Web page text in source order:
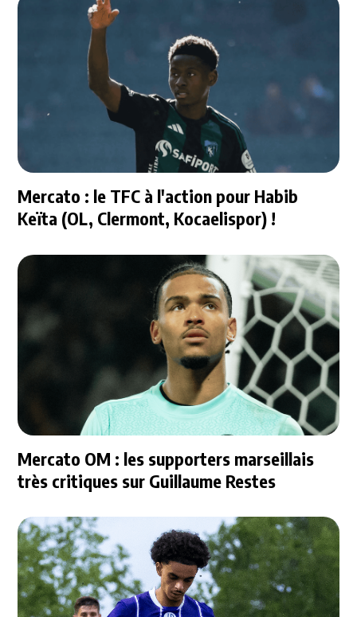
Mercato : le TFC à l'action pour Habib
Keïta (OL, Clermont, Kocaelispor) !
Mercato OM : les supporters marseillais
très critiques sur Guillaume Restes